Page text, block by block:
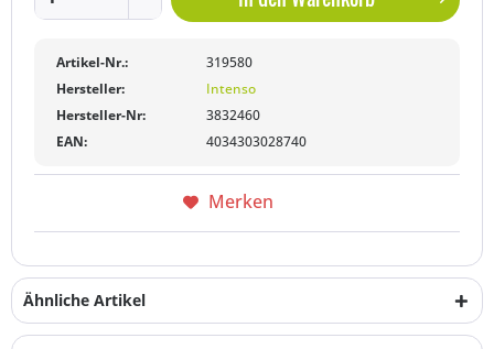
Artikel-Nr.:
319580
Hersteller:
Intenso
Hersteller-Nr:
3832460
EAN:
4034303028740
Merken
Ähnliche Artikel